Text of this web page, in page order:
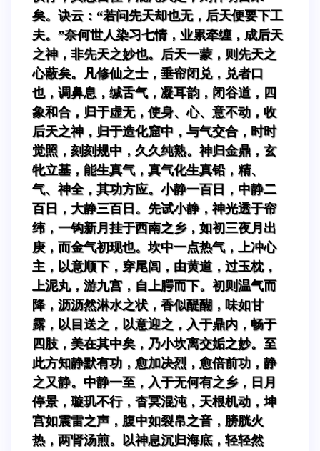
矣。诀云：“若问先天却也无，后天便要下工
夫。”奈何世人染习七情，业累牵缠，成后天
之神，非先天之妙也。后天一蒙，则先天之
心蔽矣。凡修仙之士，垂帘闭兑，兑者口
也，调鼻息，缄舌气，凝耳韵，闭谷道，四
象和合，归于虚无，使身、心、意不动，收
后天之神，归于造化窟中，与气交合，时时
觉照，刻刻规中，久久纯熟。神归金鼎，玄
牝立基，能生真气，真气化生真铅，精、
气、神全，其功方应。小静一百日，中静二
百日，大静三百日。先试小静，神光透于帘
纬，一钩新月挂于西南之乡，如初三夜月出
庚，而金气初现也。坎中一点热气，上冲心
主，以意顺下，穿尾闾，由黄道，过玉枕，
上泥丸，游九宫，自上腭而下。初则温气而
降，沥沥然淋水之状，香似醍醐，味如甘
露，以目送之，以意迎之，入于鼎内，畅于
四肢，美在其中矣，乃小坎离交姤之妙。至
此方知静默有功，愈加决烈，愈倍前功，静
之又静。中静一至，入于无何有之乡，日月
停景，璇玑不行，杳冥混沌，天根机动，坤
宫如震雷之声，腹中如裂帛之音，膀胱火
热，两肾汤煎。以神息沉归海底，轻轻然